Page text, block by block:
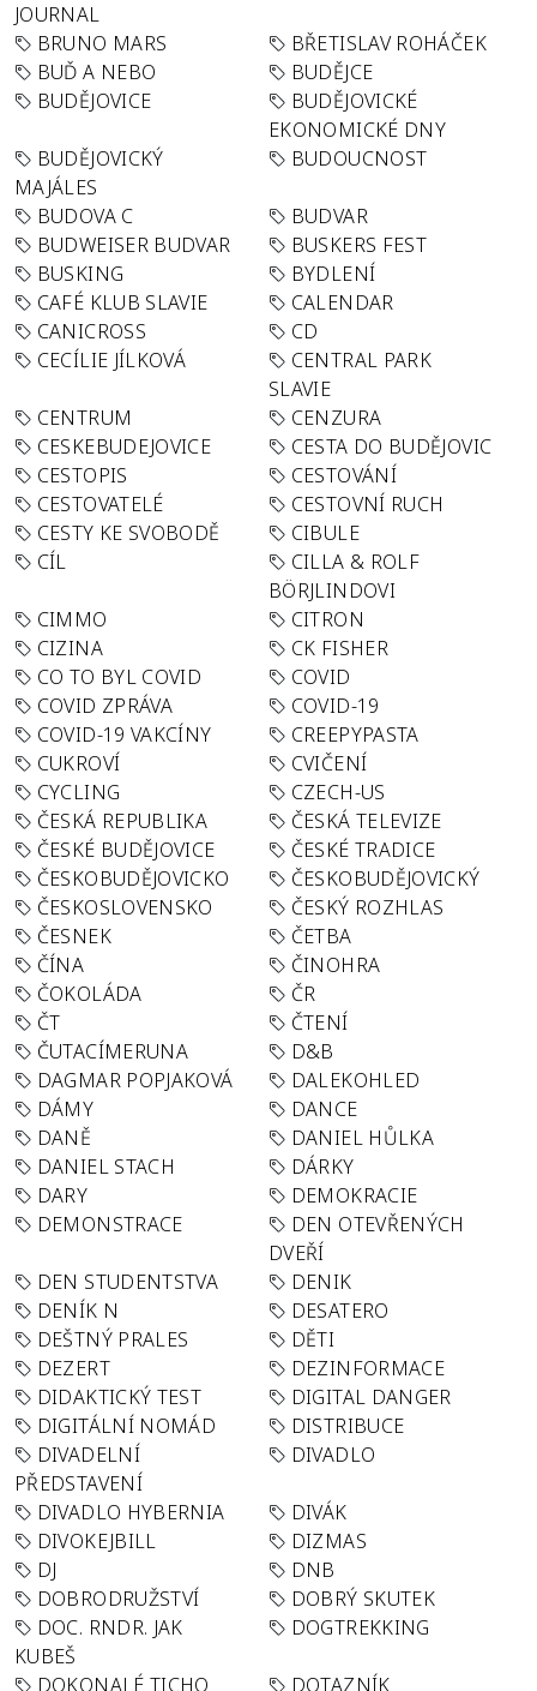
JOURNAL
BRUNO MARS
BŘETISLAV ROHÁČEK
BUĎ A NEBO
BUDĚJCE
BUDĚJOVICE
BUDĚJOVICKÉ
EKONOMICKÉ DNY
BUDĚJOVICKÝ
MAJÁLES
BUDOUCNOST
BUDOVA C
BUDVAR
BUDWEISER BUDVAR
BUSKERS FEST
BUSKING
BYDLENÍ
CAFÉ KLUB SLAVIE
CALENDAR
CANICROSS
CD
CECÍLIE JÍLKOVÁ
CENTRAL PARK
SLAVIE
CENTRUM
CENZURA
CESKEBUDEJOVICE
CESTA DO BUDĚJOVIC
CESTOPIS
CESTOVÁNÍ
CESTOVATELÉ
CESTOVNÍ RUCH
CESTY KE SVOBODĚ
CIBULE
CÍL
CILLA & ROLF
BÖRJLINDOVI
CIMMO
CITRON
CIZINA
CK FISHER
CO TO BYL COVID
COVID
COVID ZPRÁVA
COVID-19
COVID-19 VAKCÍNY
CREEPYPASTA
CUKROVÍ
CVIČENÍ
CYCLING
CZECH-US
ČESKÁ REPUBLIKA
ČESKÁ TELEVIZE
ČESKÉ BUDĚJOVICE
ČESKÉ TRADICE
ČESKOBUDĚJOVICKO
ČESKOBUDĚJOVICKÝ
ČESKOSLOVENSKO
ČESKÝ ROZHLAS
ČESNEK
ČETBA
ČÍNA
ČINOHRA
ČOKOLÁDA
ČR
ČT
ČTENÍ
ČUTACÍMERUNA
D&B
DAGMAR POPJAKOVÁ
DALEKOHLED
DÁMY
DANCE
DANĚ
DANIEL HŮLKA
DANIEL STACH
DÁRKY
DARY
DEMOKRACIE
DEMONSTRACE
DEN OTEVŘENÝCH
DVEŘÍ
DEN STUDENTSTVA
DENIK
DENÍK N
DESATERO
DEŠTNÝ PRALES
DĚTI
DEZERT
DEZINFORMACE
DIDAKTICKÝ TEST
DIGITAL DANGER
DIGITÁLNÍ NOMÁD
DISTRIBUCE
DIVADELNÍ
PŘEDSTAVENÍ
DIVADLO
DIVADLO HYBERNIA
DIVÁK
DIVOKEJBILL
DIZMAS
DJ
DNB
DOBRODRUŽSTVÍ
DOBRÝ SKUTEK
DOC. RNDR. JAK
KUBEŠ
DOGTREKKING
DOKONALÉ TICHO DOTAZNÍK